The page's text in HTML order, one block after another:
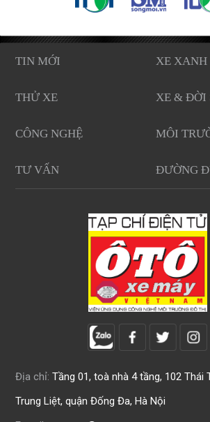
TIN MỚI XE XANH
THỬ XE XE & ĐỜI
CÔNG NGHỆ MÔI
TƯ VẤN ĐƯỜNG
Địa chỉ: Tầng 01, toà nhà 4 tầng, 102 Thái
Trung Liệt, quận Đống Đa, Hà Nội